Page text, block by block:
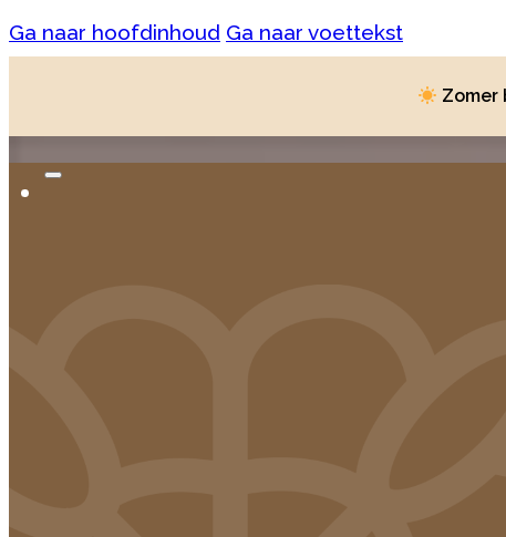
Ga naar hoofdinhoud Ga naar voettekst
Zomer